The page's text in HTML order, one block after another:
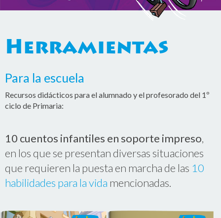
Herramientas
Para la escuela
Recursos didácticos para el alumnado y el profesorado del 1º
ciclo de Primaria:
10 cuentos infantiles en soporte impreso,
en los que se presentan diversas situaciones
que requieren la puesta en marcha de las 10
habilidades para la vida mencionadas.